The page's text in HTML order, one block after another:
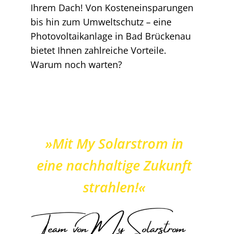
Ihrem Dach! Von Kosteneinsparungen
bis hin zum Umweltschutz – eine
Photovoltaikanlage in Bad Brückenau
bietet Ihnen zahlreiche Vorteile.
Warum noch warten?
»Mit My Solarstrom in
eine nachhaltige Zukunft
strahlen!«